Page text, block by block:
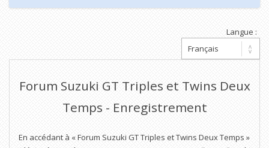
Langue :
Forum Suzuki GT Triples et Twins Deux
Temps - Enregistrement
En accédant à « Forum Suzuki GT Triples et Twins Deux Temps »